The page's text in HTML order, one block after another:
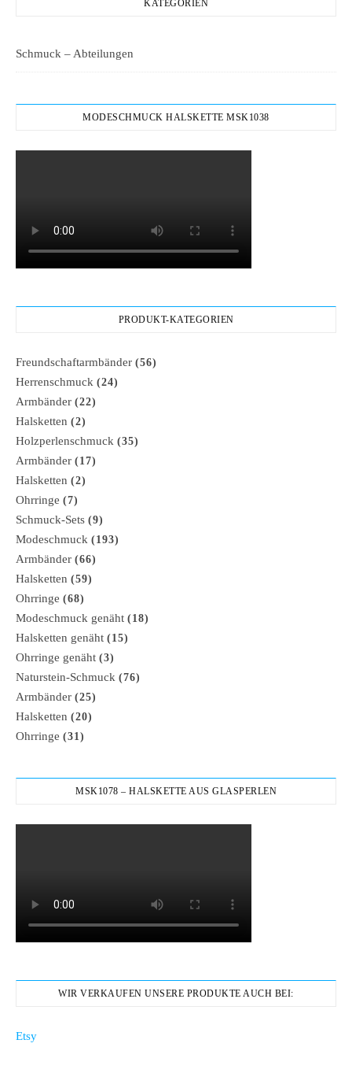
KATEGORIEN
Schmuck – Abteilungen
MODESCHMUCK HALSKETTE MSK1038
PRODUKT-KATEGORIEN
Freundschaftarmbänder (56)
Herrenschmuck (24)
Armbänder (22)
Halsketten (2)
Holzperlenschmuck (35)
Armbänder (17)
Halsketten (2)
Ohrringe (7)
Schmuck-Sets (9)
Modeschmuck (193)
Armbänder (66)
Halsketten (59)
Ohrringe (68)
Modeschmuck genäht (18)
Halsketten genäht (15)
Ohrringe genäht (3)
Naturstein-Schmuck (76)
Armbänder (25)
Halsketten (20)
Ohrringe (31)
MSK1078 – HALSKETTE AUS GLASPERLEN
WIR VERKAUFEN UNSERE PRODUKTE AUCH BEI:
Etsy